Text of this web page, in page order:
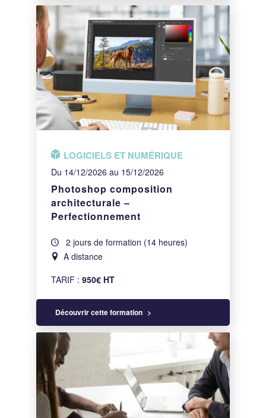
LOGICIELS ET NUMÉRIQUE
Du 14/12/2026 au 15/12/2026
Photoshop composition
architecturale –
Perfectionnement
2 jours de formation (14 heures)
A distance
TARIF :950€ HT
Découvrir cette formation